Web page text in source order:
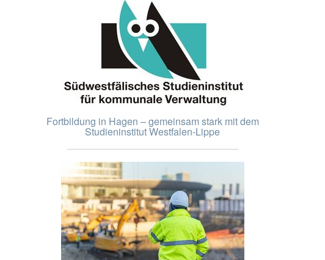
Fortbildung in Hagen – gemeinsam stark mit dem
Studieninstitut Westfalen-Lippe